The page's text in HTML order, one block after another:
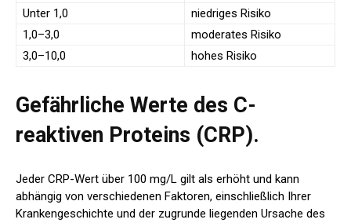
Unter 1,0
niedriges Risiko
1,0–3,0
moderates Risiko
3,0–10,0
hohes Risiko
Gefährliche Werte des C-
reaktiven Proteins (CRP).
Jeder CRP-Wert über 100 mg/L gilt als erhöht und kann
abhängig von verschiedenen Faktoren, einschließlich Ihrer
Krankengeschichte und der zugrunde liegenden Ursache des